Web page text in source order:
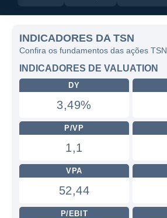
INDICADORES DA TSN
Confira os fundamentos das ações TSN
INDICADORES DE VALUATION
DY
3,49%
P/VP
1,1
VPA
52,44
P/EBIT